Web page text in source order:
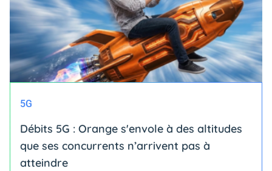
5G
Débits 5G : Orange s'envole à des altitudes
que ses concurrents n’arrivent pas à
atteindre